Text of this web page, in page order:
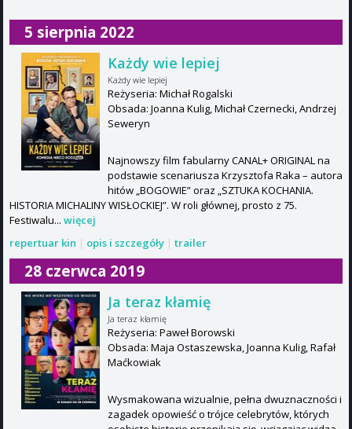
5 sierpnia 2022
Każdy wie lepiej
Każdy wie lepiej
Reżyseria: Michał Rogalski
Obsada: Joanna Kulig, Michał Czernecki, Andrzej
Seweryn
Najnowszy film fabularny CANAL+ ORIGINAL na
podstawie scenariusza Krzysztofa Raka – autora
hitów „BOGOWIE” oraz „SZTUKA KOCHANIA.
HISTORIA MICHALINY WISŁOCKIEJ”. W roli głównej, prosto z 75.
Festiwalu... więcej
repertuar kin | opis i szczegóły | trailer
28 czerwca 2019
Ja teraz kłamię
Ja teraz kłamię
Reżyseria: Paweł Borowski
Obsada: Maja Ostaszewska, Joanna Kulig, Rafał
Maćkowiak
Wysmakowana wizualnie, pełna dwuznaczności i
zagadek opowieść o trójce celebrytów, których